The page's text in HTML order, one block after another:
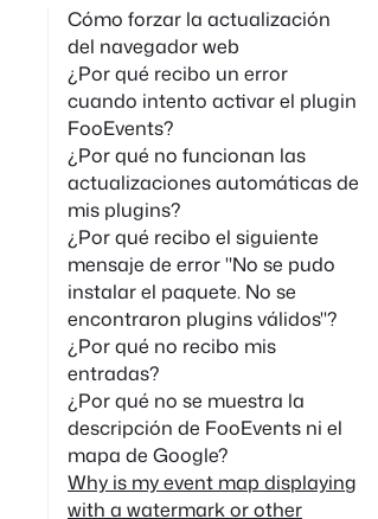
Cómo forzar la actualización
del navegador web
¿Por qué recibo un error
cuando intento activar el plugin
FooEvents?
¿Por qué no funcionan las
actualizaciones automáticas de
mis plugins?
¿Por qué recibo el siguiente
mensaje de error "No se pudo
instalar el paquete. No se
encontraron plugins válidos"?
¿Por qué no recibo mis
entradas?
¿Por qué no se muestra la
descripción de FooEvents ni el
mapa de Google?
Why is my event map displaying
with a watermark or other